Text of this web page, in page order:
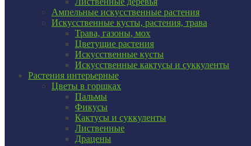
Ампельные искусственные растения
Искусственные кусты, растения, трава
Трава, газоны, мох
Цветущие растения
Искусственные кусты
Искусственные кактусы и суккуленты
Растения интерьерные
Цветы в горшках
Пальмы
Фикусы
Кактусы и суккуленты
Лиственные
Драцены